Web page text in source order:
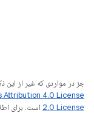
جز در مواردی که غیر از
Attribution 4.0 License
2.0 License است. برای